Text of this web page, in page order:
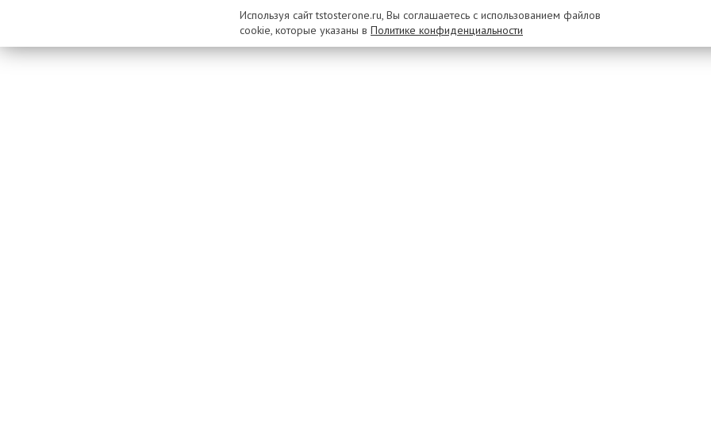
Используя сайт tstosterone.ru, Вы соглашаетесь с использованием файлов
cookie, которые указаны в Политике конфиденциальности